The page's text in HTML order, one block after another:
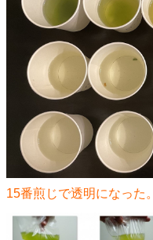
15番煎じで透明になった。